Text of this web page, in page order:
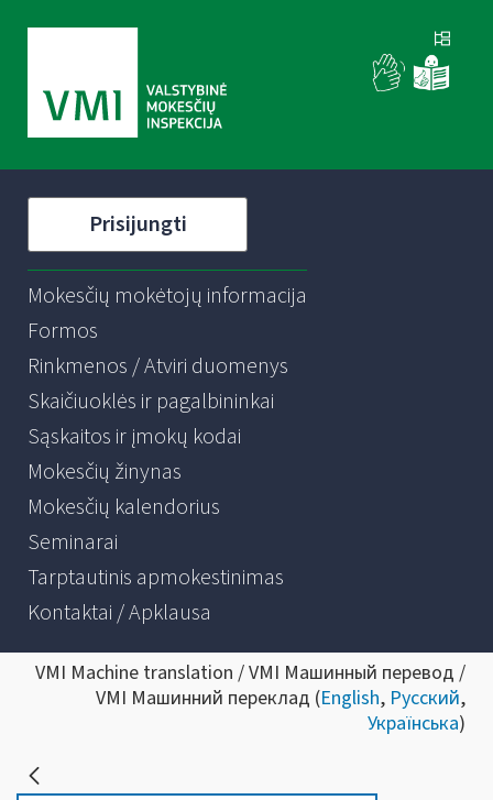
Prisijungti
Mokesčių mokėtojų informacija
Formos
Rinkmenos / Atviri duomenys
Skaičiuoklės ir pagalbininkai
Sąskaitos ir įmokų kodai
Mokesčių žinynas
Mokesčių kalendorius
Seminarai
Tarptautinis apmokestinimas
Kontaktai / Apklausa
VMI Machine translation / VMI Машинный перевод /
VMI Машинний переклад (English, Русский,
Українська)